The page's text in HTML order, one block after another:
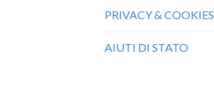
PRIVACY & COOKIES
AIUTI DI STATO